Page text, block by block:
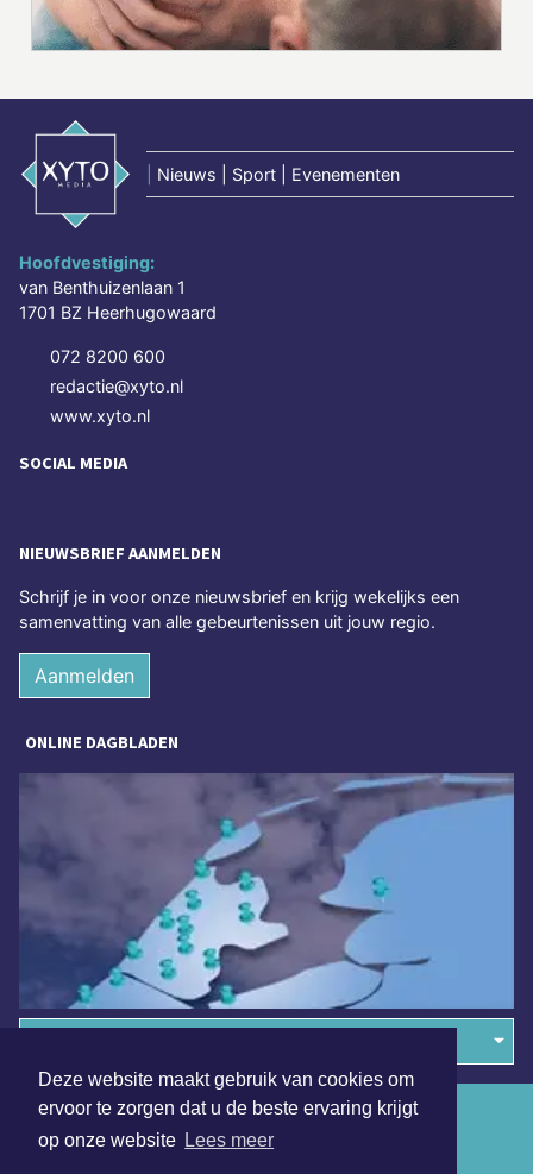
Deze website maakt gebruik van cookies om
ervoor te zorgen dat u de beste ervaring krijgt
op onze website Lees meer
Nieuws | Sport | Evenementen
Hoofdvestiging:
van Benthuizenlaan 1
1701 BZ Heerhugowaard
072 8200 600
redactie@xyto.nl
www.xyto.nl
SOCIAL MEDIA
NIEUWSBRIEF AANMELDEN
Schrijf je in voor onze nieuwsbrief en krijg wekelijks een
samenvatting van alle gebeurtenissen uit jouw regio.
Aanmelden
ONLINE DAGBLADEN
Algemene voorwaarden
Disclaimer